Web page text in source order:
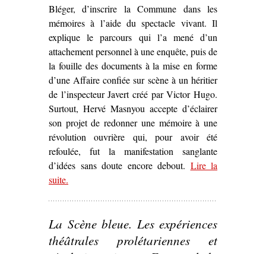
Bléger, d’inscrire la Commune dans les
mémoires à l’aide du spectacle vivant. Il
explique le parcours qui l’a mené d’un
attachement personnel à une enquête, puis de
la fouille des documents à la mise en forme
d’une Affaire confiée sur scène à un héritier
de l’inspecteur Javert créé par Victor Hugo.
Surtout, Hervé Masnyou accepte d’éclairer
son projet de redonner une mémoire à une
révolution ouvrière qui, pour avoir été
refoulée, fut la manifestation sanglante
d’idées sans doute encore debout. Lire la
suite– ‘« Mais l’idée est debout » – Une pièce
.
La Scène bleue. Les expériences
théâtrales prolétariennes et